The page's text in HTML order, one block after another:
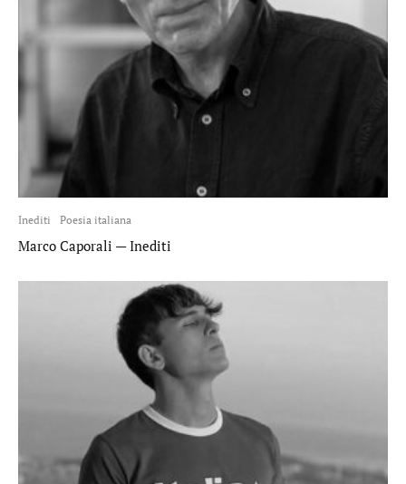
Inediti Poesia italiana
Marco Caporali — Inediti